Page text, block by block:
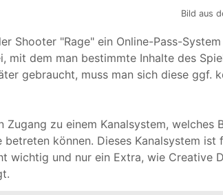
Bild aus
Shooter "Rage" ein Online-Pass-
mit dem man bestimmte Inhalte des
gebraucht, muss man sich diese ggf.
zu einem Kanalsystem, welches
betreten können. Dieses Kanalsystem ist
wichtig und nur ein Extra, wie Creative